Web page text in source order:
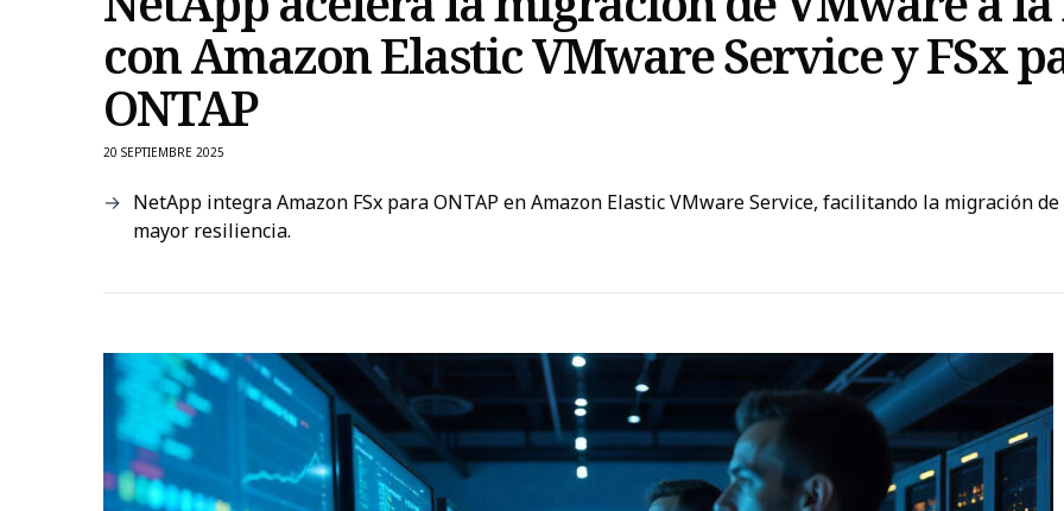
con Amazon Elastic VMware Service y FSx
ONTAP
20 SEPTIEMBRE 2025
NetApp integra Amazon FSx para ONTAP en Amazon Elastic VMware Service, facilitando la migración
mayor resiliencia.